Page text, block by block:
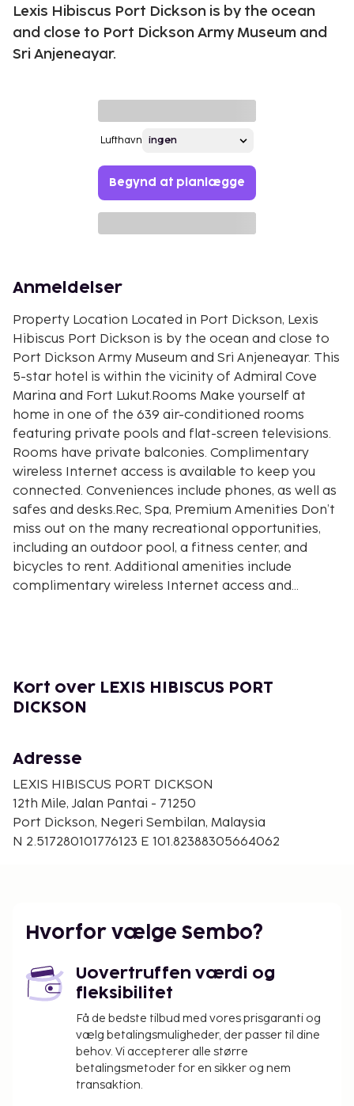
Lexis Hibiscus Port Dickson is by the ocean
and close to Port Dickson Army Museum and
Sri Anjeneayar.
Lufthavn
Begynd at planlægge
Anmeldelser
Property Location Located in Port Dickson, Lexis
Hibiscus Port Dickson is by the ocean and close to
Port Dickson Army Museum and Sri Anjeneayar. This
5-star hotel is within the vicinity of Admiral Cove
Marina and Fort Lukut.Rooms Make yourself at
home in one of the 639 air-conditioned rooms
featuring private pools and flat-screen televisions.
Rooms have private balconies. Complimentary
wireless Internet access is available to keep you
connected. Conveniences include phones, as well as
safes and desks.Rec, Spa, Premium Amenities Don’t
miss out on the many recreational opportunities,
including an outdoor pool, a fitness center, and
bicycles to rent. Additional amenities include
complimentary wireless Internet access and
at a bar/lounge.Business, Other Amenities Featured
amenities include limo/town car service,
rooms available for events. Free self parking is
available onsite.
Kort over LEXIS HIBISCUS PORT
DICKSON
Adresse
LEXIS HIBISCUS PORT DICKSON
12th Mile, Jalan Pantai - 71250
Port Dickson, Negeri Sembilan, Malaysia
N 2.517280101776123 E 101.82388305664062
Hvorfor vælge Sembo?
Uovertruffen værdi og
fleksibilitet
Få de bedste tilbud med vores prisgaranti og
vælg betalingsmuligheder, der passer til dine
behov. Vi accepterer alle større
betalingsmetoder for en sikker og nem
transaktion.